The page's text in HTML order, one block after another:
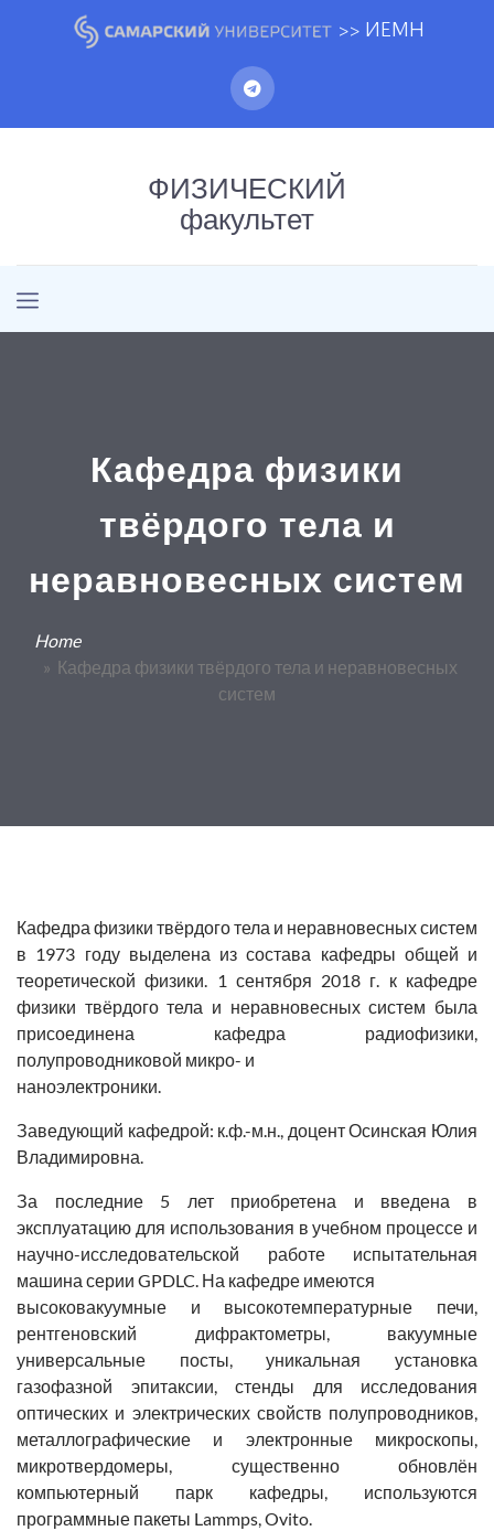
>> ИЕМН
ФИЗИЧЕСКИЙ
факультет
Кафедра физики
твёрдого тела и
неравновесных систем
Home
» Кафедра физики твёрдого тела и неравновесных
систем
Кафедра физики твёрдого тела и неравновесных систем
в 1973 году выделена из состава кафедры общей и
теоретической физики. 1 сентября 2018 г. к кафедре
физики твёрдого тела и неравновесных систем была
присоединена кафедра радиофизики,
полупроводниковой микро- и
наноэлектроники.
Заведующий кафедрой: к.ф.-м.н., доцент Осинская Юлия
Владимировна.
За последние 5 лет приобретена и введена в
эксплуатацию для использования в учебном процессе и
научно-исследовательской работе испытательная
машина серии GPDLC. На кафедре имеются
высоковакуумные и высокотемпературные печи,
рентгеновский дифрактометры, вакуумные
универсальные посты, уникальная установка
газофазной эпитаксии, стенды для исследования
оптических и электрических свойств полупроводников,
металлографические и электронные микроскопы,
микротвердомеры, существенно обновлён
компьютерный парк кафедры, используются
программные пакеты Lammps, Ovito.